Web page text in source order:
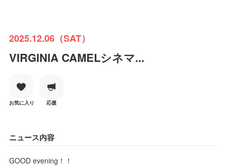
2025.12.06（SAT）
VIRGINIA CAMELシネマ...
お気に入り 応援
ニュース内容
GOOD evening！！